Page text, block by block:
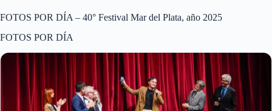
FOTOS POR DÍA – 40° Festival Mar del Plata, año 2025
FOTOS POR DÍA